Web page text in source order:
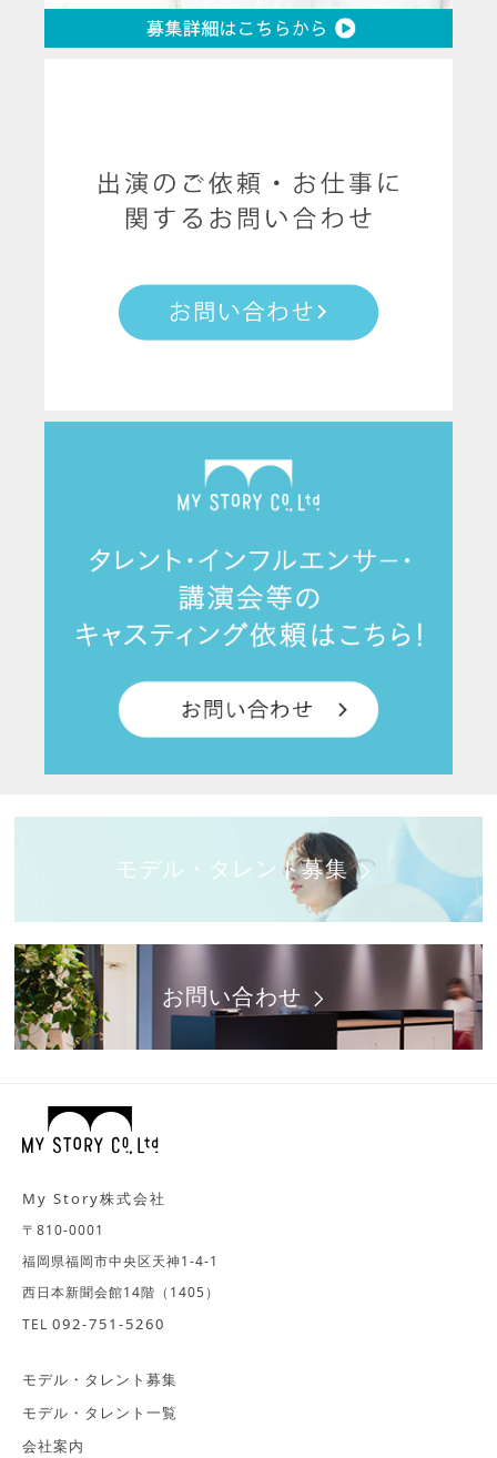
モデル・タレント募集
お問い合わせ
My Story株式会社
〒810-0001
福岡県福岡市中央区天神1-4-1
西日本新聞会館14階（1405）
TEL 092-751-5260
モデル・タレント募集
モデル・タレント一覧
会社案内